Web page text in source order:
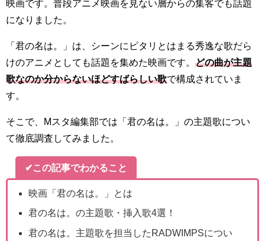
映画です。普段アニメ映画を見ない層からの集客でも話題
になりました。
「君の名は。」は、シーンにピタリとはまる秀逸な歌だら
けのアニメとしても話題を集めた映画です。 どの曲が主題
歌なのか分からないほどすばらしい歌で構成されていま
す。
そこで、Mスタ編集部では「君の名は。」の主題歌につい
て徹底調査してみました。
✔この記事でわかること
映画「君の名は。」とは
君の名は。の主題歌・挿入歌4選！
君の名は。主題歌を担当したRADWIMPSについ